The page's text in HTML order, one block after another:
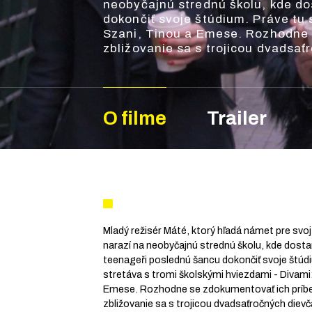
neobyčajnú strednú školu, kde
dokončiť svoje štúdium. Práve tu sa stretáva s tromi
Szani, Tinou a Emese.
zbližovanie sa s trojicou
problematických situácií. A čím
svojich základných
zdajú? Čo skrývajú za svojími
otvárajú pred kamerou?
pochybností dochádza
O filme Trailer
Mladý režisér Máté, ktorý hľadá námet pre
narazí na neobyčajnú strednú školu, kde
teenageři poslednú šancu dokončiť svoje
stretáva s tromi školskými hviezdami -
Emese. Rozhodne se zdokumentovať ich
zbližovanie sa s trojicou dvadsaťročných